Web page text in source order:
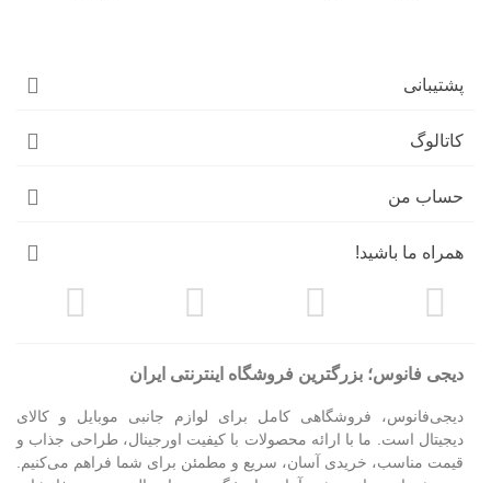
پشتیبانی
کاتالوگ
حساب من
همراه ما باشید!
دیجی فانوس؛ بزرگترین فروشگاه اینترنتی ایران
دیجی‌فانوس، فروشگاهی کامل برای لوازم جانبی موبایل و کالای
دیجیتال است. ما با ارائه محصولات با کیفیت اورجینال، طراحی جذاب و
قیمت مناسب، خریدی آسان، سریع و مطمئن برای شما فراهم می‌کنیم.